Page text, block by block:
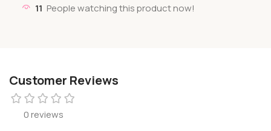
11 People watching this product now!
Customer Reviews
0 reviews